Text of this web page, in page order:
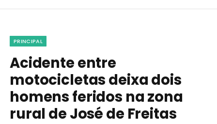
PRINCIPAL
Acidente entre
motocicletas deixa dois
homens feridos na zona
rural de José de Freitas